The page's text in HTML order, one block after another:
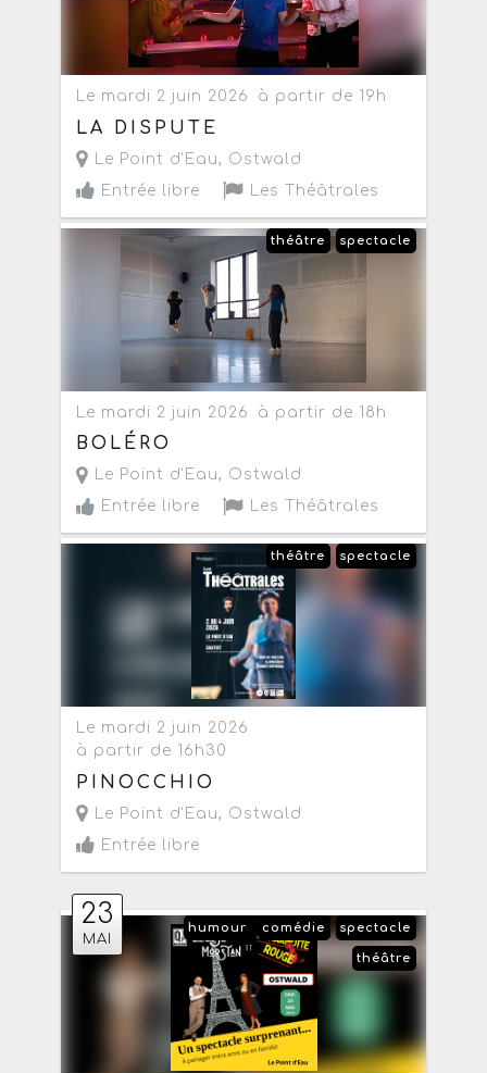
Le mardi 2 juin 2026 à partir de 19h
LA DISPUTE
Le Point d'Eau, Ostwald
Entrée libre
Les Théâtrales
spectacle
théâtre
Le mardi 2 juin 2026 à partir de 18h
BOLÉRO
Le Point d'Eau, Ostwald
Entrée libre
Les Théâtrales
spectacle
théâtre
Le mardi 2 juin 2026
à partir de 16h30
PINOCCHIO
Le Point d'Eau, Ostwald
Entrée libre
23
MAI
spectacle
comédie
humour
théâtre